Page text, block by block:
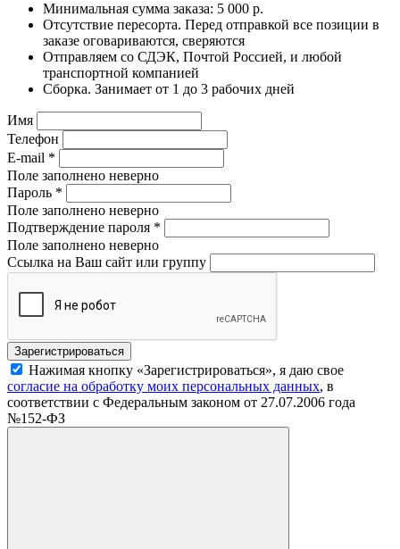
Минимальная сумма заказа: 5 000 р.
Отсутствие пересорта. Перед отправкой все позиции в
заказе оговариваются, сверяются
Отправляем со СДЭК, Почтой Россией, и любой
транспортной компанией
Сборка. Занимает от 1 до 3 рабочих дней
Имя
Телефон
E-mail *
Поле заполнено неверно
Пароль *
Поле заполнено неверно
Подтверждение пароля *
Поле заполнено неверно
Ссылка на Ваш сайт или группу
Нажимая кнопку «Зарегистрироваться», я даю свое
согласие на обработку моих персональных данных, в
соответствии с Федеральным законом от 27.07.2006 года
№152-ФЗ